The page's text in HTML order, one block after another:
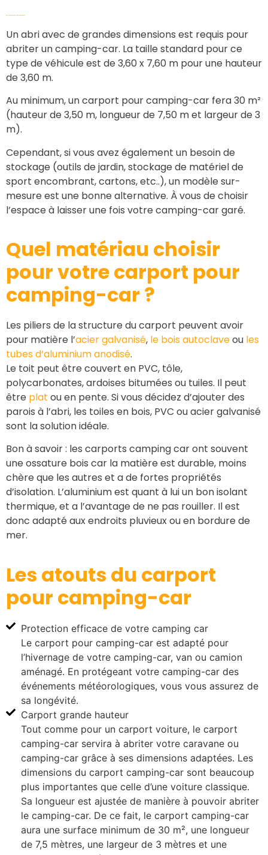
Dimensions du carport pour camping car
Un abri avec de grandes dimensions est requis pour
abriter un camping-car. La taille standard pour ce
type de véhicule est de 3,60 x 7,60 m pour une hauteur
de 3,60 m.
Au minimum, un carport pour camping-car fera 30 m²
(hauteur de 3,50 m, longueur de 7,50 m et largeur de 3
m).
Cependant, si vous avez également un besoin de
stockage (outils de jardin, stockage de matériel de
sport encombrant, cartons, etc..), un modèle sur-
mesure est une bonne alternative. À vous de choisir
l’espace à laisser une fois votre camping-car garé.
Quel matériau choisir
pour votre carport pour
camping-car ?
Les piliers de la structure du carport peuvent avoir
pour matière l’acier galvanisé, le bois autoclaveou les
tubes d’aluminium anodisé.
Le toit peut être couvert en PVC, tôle,
polycarbonates, ardoises bitumées ou tuiles. Il peut
être plat ou en pente. Si vous décidez d’ajouter des
parois à l’abri, les toiles en bois, PVC ou acier galvanisé
sont la solution idéale.
Bon à savoir : les carports camping car ont souvent
une ossature bois car la matière est durable, moins
chère que les autres et a de fortes propriétés
d’isolation. L’aluminium est quant à lui un bon isolant
thermique, et a l’avantage de ne pas rouiller. Il est
donc adapté aux endroits pluvieux ou en bordure de
mer.
Les atouts du carport
pour camping-car
Protection efficace de votre camping car
Le carport pour camping-car est adapté pour
l’hivernage de votre camping-car, van ou camion
aménagé. En protégeant votre camping-car des
événements météorologiques, vous vous assurez de
sa longévité.
Carport grande hauteur
Tout comme pour un carport voiture, le carport
camping-car servira à abriter votre caravane ou
camping-car grâce à ses dimensions adaptées. Les
dimensions du carport camping-car sont beaucoup
plus importantes que celle d’une voiture classique.
Sa longueur est ajustée de manière à pouvoir abriter
le camping-car. De ce fait, le carport camping-car
aura une surface minimum de 30 m², une longueur
de 7,5 mètres, une largeur de 3 mètres et une